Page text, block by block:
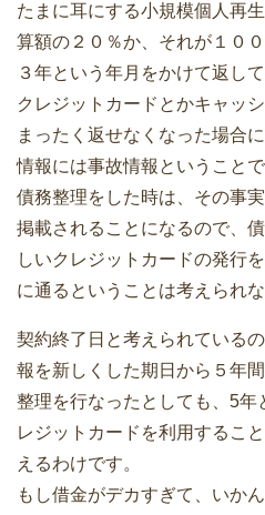
たまに耳にする小規模個人再
算額の２０％か、それが１０
３年という年月をかけて返し
クレジットカードとかキャッ
まったく返せなくなった場合
情報には事故情報ということ
債務整理をした時は、その事
掲載されることになるので、
しいクレジットカードの発行
に通るということは考えられな
契約終了日と考えられている
報を新しくした期日から５年
整理を行なったとしても、5年
レジットカードを利用するこ
えるわけです。
もし借金がデカすぎて、いか